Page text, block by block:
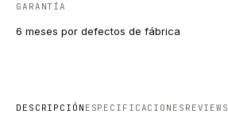
GARANTÍA
6 meses por defectos de fábrica
DESCRIPCIÓN ESPECIFICACIONES REVIEWS